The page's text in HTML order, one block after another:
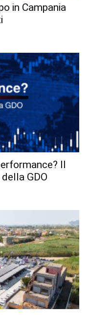
in Campania
Il
GDO